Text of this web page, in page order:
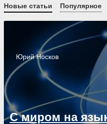
Новые статьи Популярное
ЮрийНосков
С миром на